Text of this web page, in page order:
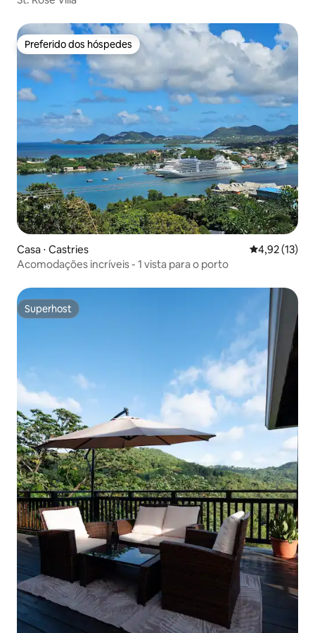
Preferido dos hóspedes
Preferido dos hóspedes
Casa ⋅ Castries 4,92 de uma
4,92 (13)
Acomodações incríveis - 1 vista para o porto
Superhost
Superhost